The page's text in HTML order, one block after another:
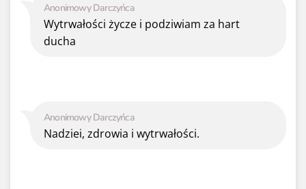
Anonimowy Darczyńca
Nadziei, zdrowia i wytrwałości.
Anonimowy Darczyńca
Wytrwałości życze i podziwiam za hart
ducha